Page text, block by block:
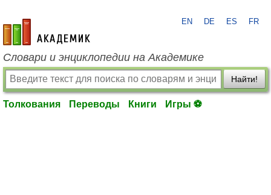
academic.ru
EN DE ES FR
Словари и энциклопедии на Академике
Найти!
Толкования Переводы Книги Игры ⚽